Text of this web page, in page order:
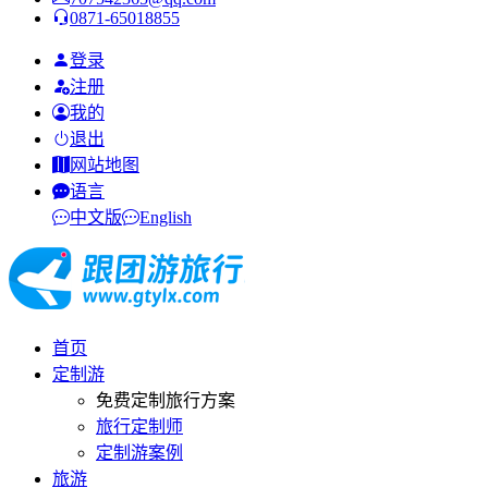
0871-65018855
登录
注册
我的
退出
网站地图
语言
中文版
English
首页
定制游
免费定制旅行方案
旅行定制师
定制游案例
旅游